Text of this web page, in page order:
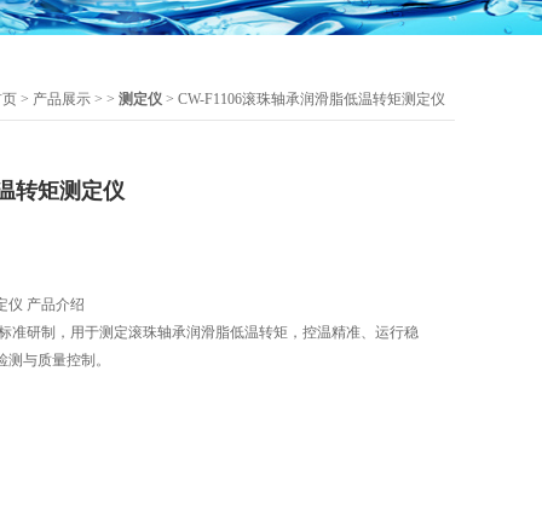
> 产品展示 > > 测定仪 > CW-F1106滚珠轴承润滑脂低温转矩测定仪
转矩测定仪
仪 产品介绍
准研制，用于测定滚珠轴承润滑脂低温转矩，控温精准、运行稳
与质量控制。